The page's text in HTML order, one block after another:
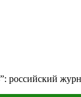
российский